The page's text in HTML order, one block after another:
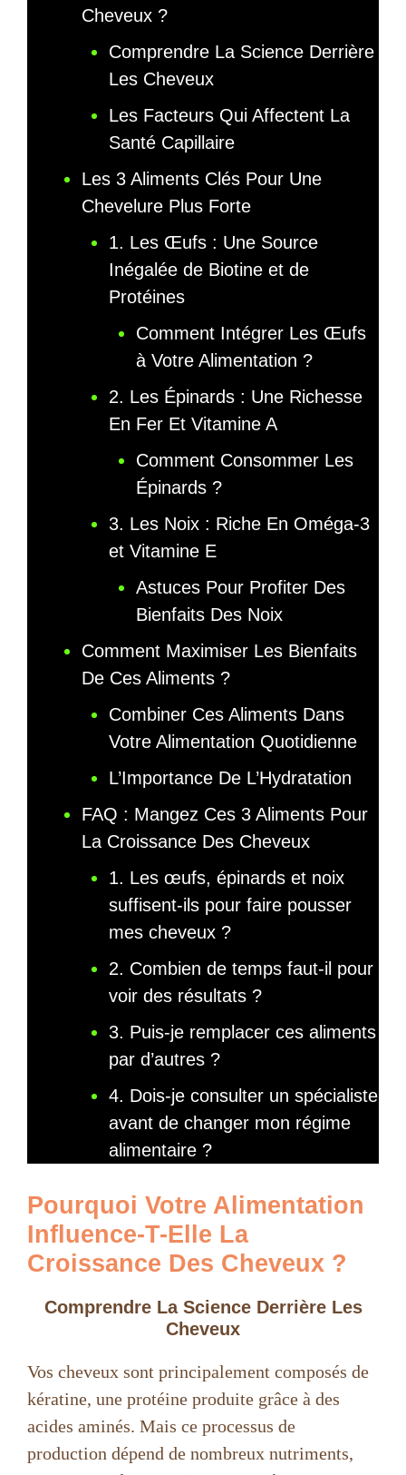
Cheveux ?
Comprendre La Science Derrière
Les Cheveux
Les Facteurs Qui Affectent La
Santé Capillaire
Les 3 Aliments Clés Pour Une
Chevelure Plus Forte
1. Les Œufs : Une Source
Inégalée de Biotine et de
Protéines
Comment Intégrer Les Œufs
à Votre Alimentation ?
2. Les Épinards : Une Richesse
En Fer Et Vitamine A
Comment Consommer Les
Épinards ?
3. Les Noix : Riche En Oméga-3
et Vitamine E
Astuces Pour Profiter Des
Bienfaits Des Noix
Comment Maximiser Les Bienfaits
De Ces Aliments ?
Combiner Ces Aliments Dans
Votre Alimentation Quotidienne
L’Importance De L’Hydratation
FAQ : Mangez Ces 3 Aliments Pour
La Croissance Des Cheveux
1. Les œufs, épinards et noix
suffisent-ils pour faire pousser
mes cheveux ?
2. Combien de temps faut-il pour
voir des résultats ?
3. Puis-je remplacer ces aliments
par d’autres ?
4. Dois-je consulter un spécialiste
avant de changer mon régime
alimentaire ?
Pourquoi Votre Alimentation
Influence-T-Elle La
Croissance Des Cheveux ?
Comprendre La Science Derrière Les
Cheveux
Vos cheveux sont principalement composés de
kératine, une protéine produite grâce à des
acides aminés. Mais ce processus de
production dépend de nombreux nutriments,